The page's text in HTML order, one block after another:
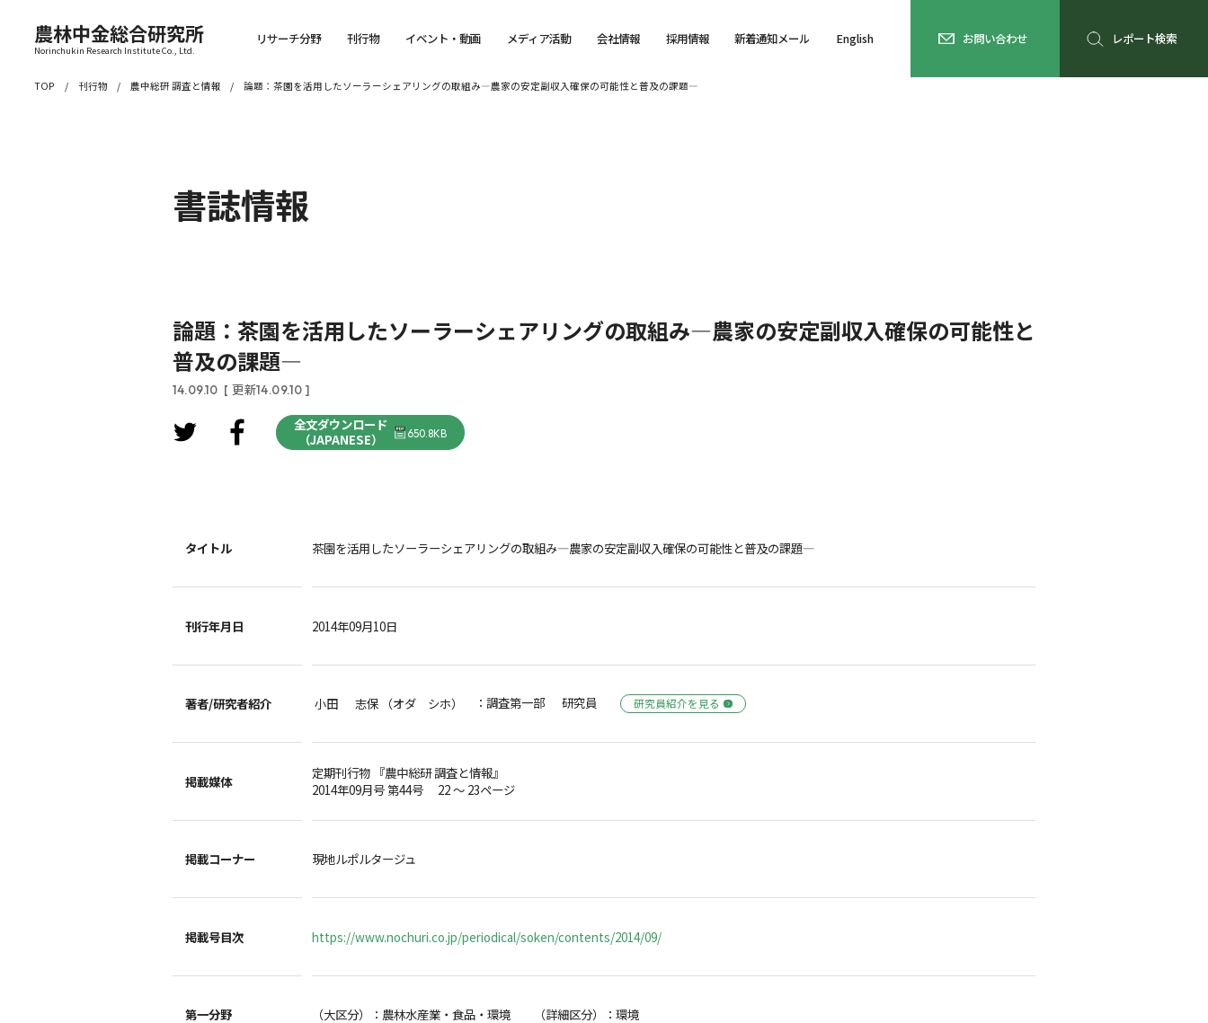
農林中金総合研究所
Norinchukin Research Institute Co., Ltd.
リサーチ分野 刊行物 イベント・動画 メディア活動 会社情報 採用情報 新着通知メール English お問い合わせ レポート検索
TOP 刊行物 農中総研 調査と情報 論題：茶園を活用したソーラーシェアリングの取組み―農家の安定副収入確保の可能性と普及の課題―
書誌情報
論題：茶園を活用したソーラーシェアリングの取組み―農家の安定副収入確保の可能性と
普及の課題―
14.09.10 [ 更新14.09.10 ]
全文ダウンロード
（JAPANESE）
650.8KB
タイトル 茶園を活用したソーラーシェアリングの取組み―農家の安定副収入確保の可能性と普及の課題―
刊行年月日 2014年09月10日
著者/研究者紹介 小田 志保 （オダ シホ） ：調査第一部 研究員 研究員紹介を見る
掲載媒体
定期刊行物 『農中総研 調査と情報』
2014年09月号 第44号 22 ～ 23ページ
掲載コーナー 現地ルポルタージュ
掲載号目次 https://www.nochuri.co.jp/periodical/soken/contents/2014/09/
第一分野 （大区分）：農林水産業・食品・環境 （詳細区分）：環境